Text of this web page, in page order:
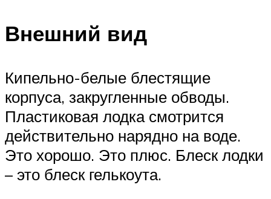
Внешний вид
Кипельно-белые блестящие
корпуса, закругленные обводы.
Пластиковая лодка смотрится
действительно нарядно на воде.
Это хорошо. Это плюс. Блеск лодки
– это блеск гелькоута.